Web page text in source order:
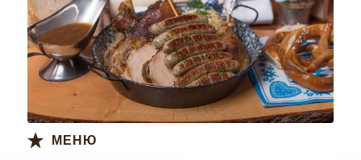
МЕНЮ